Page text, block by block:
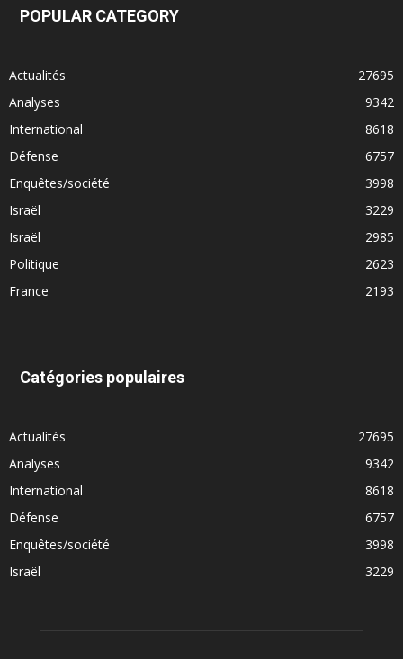
POPULAR CATEGORY
Actualités
27695
Analyses
9342
International
8618
Défense
6757
Enquêtes/société
3998
Israël
3229
Israël
2985
Politique
2623
France
2193
Catégories populaires
Actualités
27695
Analyses
9342
International
8618
Défense
6757
Enquêtes/société
3998
Israël
3229